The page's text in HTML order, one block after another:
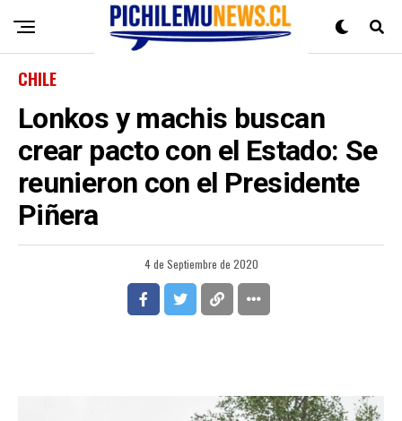
CHILE
Lonkos y machis buscan
crear pacto con el Estado: Se
reunieron con el Presidente
Piñera
4 de Septiembre de 2020